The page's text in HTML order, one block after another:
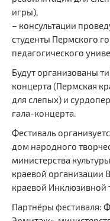
игры),
– консультации
студенты Пермского
педагогического
Будут организованы
концерта (Пермская
для слепых) и
гала-концерта.
Фестиваль
дом народного
министерства
краевой организации
краевой Инклюзивной
Партнёры фестиваля: